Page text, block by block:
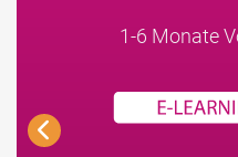
1-6 Monate